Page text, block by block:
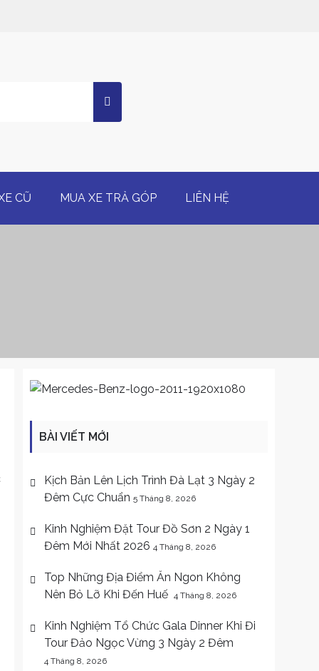
CŨ MUA XE TRẢ GÓP LIÊN HỆ
BÀI VIẾT MỚI
Kịch Bản Lên Lịch Trình Đà Lạt 3 Ngày 2
Đêm Cực Chuẩn 5 Tháng 8, 2026
Kinh Nghiệm Đặt Tour Đồ Sơn 2 Ngày 1
Đêm Mới Nhất 2026 4 Tháng 8, 2026
Top Những Địa Điểm Ăn Ngon Không
Nên Bỏ Lỡ Khi Đến Huế 4 Tháng 8, 2026
Kinh Nghiệm Tổ Chức Gala Dinner Khi Đi
Tour Đảo Ngọc Vừng 3 Ngày 2 Đêm
4 Tháng 8, 2026